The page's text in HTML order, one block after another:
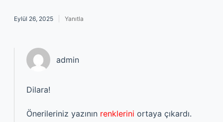
Eylül 26, 2025 Yanıtla
admin
Dilara!
Önerileriniz yazının renklerini ortaya çıkardı.